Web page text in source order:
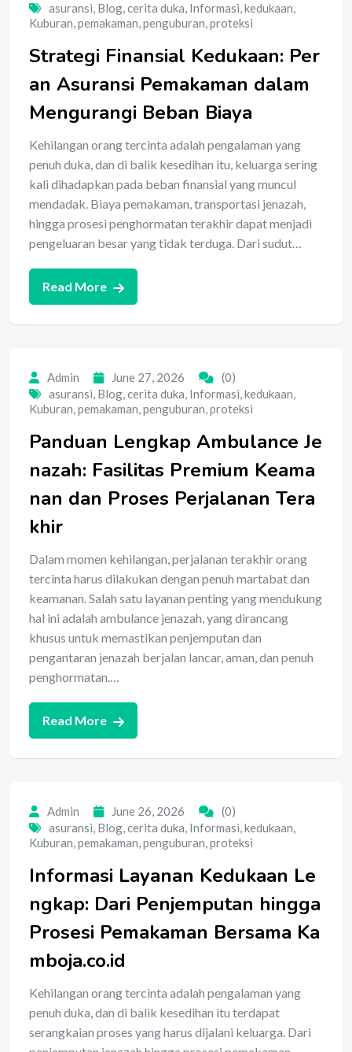
asuransi, Blog,cerita duka, Informasi,kedukaan,
Kuburan,pemakaman,penguburan,proteksi
Strategi Finansial Kedukaan: Per
an Asuransi Pemakaman dalam
Mengurangi Beban Biaya
Kehilangan orang tercinta adalah pengalaman yang
penuh duka, dan di balik kesedihan itu, keluarga sering
kali dihadapkan pada beban finansial yang muncul
mendadak. Biaya pemakaman, transportasi jenazah,
hingga prosesi penghormatan terakhir dapat menjadi
pengeluaran besar yang tidak terduga. Dari sudut…
Read More
Admin June 27, 2026
(0)
asuransi, Blog,cerita duka, Informasi,kedukaan,
Kuburan,pemakaman,penguburan,proteksi
Panduan Lengkap Ambulance Je
nazah: Fasilitas Premium Keama
nan dan Proses Perjalanan Tera
khir
Dalam momen kehilangan, perjalanan terakhir orang
tercinta harus dilakukan dengan penuh martabat dan
keamanan. Salah satu layanan penting yang mendukung
hal ini adalah ambulance jenazah, yang dirancang
khusus untuk memastikan penjemputan dan
pengantaran jenazah berjalan lancar, aman, dan penuh
penghormatan.…
Read More
Admin June 26, 2026
(0)
asuransi, Blog,cerita duka, Informasi,kedukaan,
Kuburan,pemakaman,penguburan,proteksi
Informasi Layanan Kedukaan Le
ngkap: Dari Penjemputan hingga
Prosesi Pemakaman Bersama Ka
mboja.co.id
Kehilangan orang tercinta adalah pengalaman yang
penuh duka, dan di balik kesedihan itu terdapat
serangkaian proses yang harus dijalani keluarga. Dari